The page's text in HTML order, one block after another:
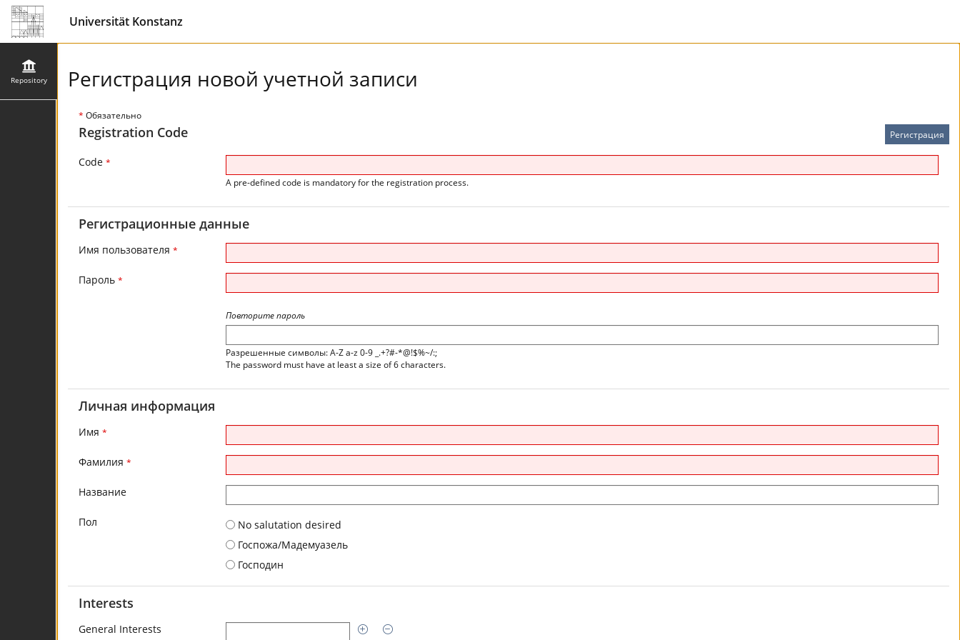
Universität Konstanz
Repository Регистрация новой учетной записи
* Обязательно
Registration Code
Code *
A pre-defined code is mandatory for the registration process.
Регистрационные данные
Имя пользователя *
Пароль *
Повторите пароль
Разрешенные символы: A-Z a-z 0-9 _.+?#-*@!$%~/:;
The password must have at least a size of 6 characters.
Личная информация
Имя *
Фамилия *
Название
Пол
No salutation desired
Госпожа/Мадемуазель
Господин
Interests
General Interests